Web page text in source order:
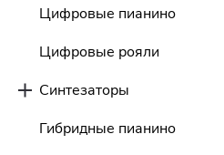
Цифровые пианино
Цифровые рояли
Синтезаторы
Гибридные пианино